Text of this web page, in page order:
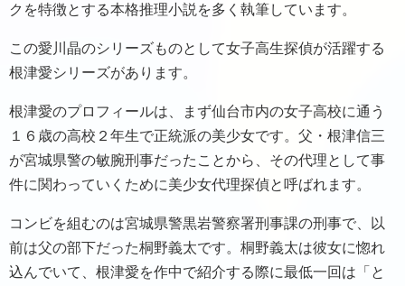
クを特徴とする本格推理小説を多く執筆しています。
この愛川晶のシリーズものとして女子高生探偵が活躍する
根津愛シリーズがあります。
根津愛のプロフィールは、まず仙台市内の女子高校に通う
１６歳の高校２年生で正統派の美少女です。父・根津信三
が宮城県警の敏腕刑事だったことから、その代理として事
件に関わっていくために美少女代理探偵と呼ばれます。
コンビを組むのは宮城県警黒岩警察署刑事課の刑事で、以
前は父の部下だった桐野義太です。桐野義太は彼女に惚れ
込んでいて、根津愛を作中で紹介する際に最低一回は「と